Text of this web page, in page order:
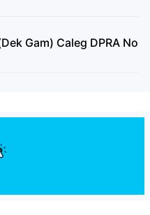
Gam) Caleg DPRA No